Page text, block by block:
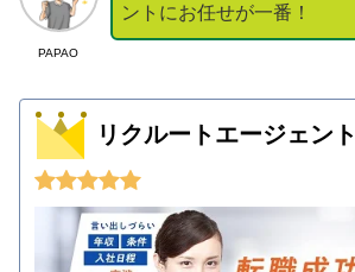
PAPAO
ントにお任せが一番！
リクルートエージェント